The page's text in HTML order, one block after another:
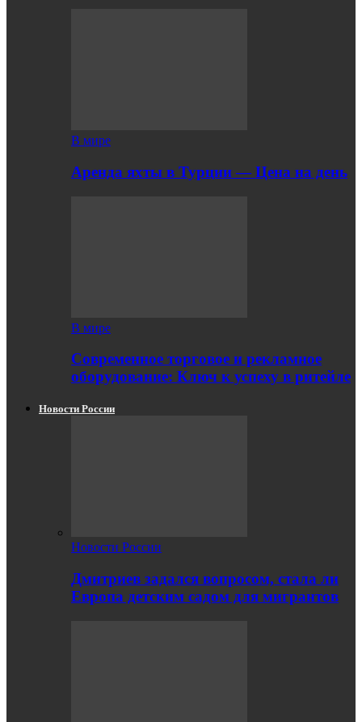
В мире
Аренда яхты в Турции — Цена на день
В мире
Современное торговое и рекламное
оборудование: Ключ к успеху в ритейле
Новости России
Новости России
Дмитриев задался вопросом, стала ли
Европа детским садом для мигрантов